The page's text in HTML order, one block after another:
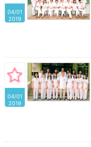
04/01
2019
04/01
2019